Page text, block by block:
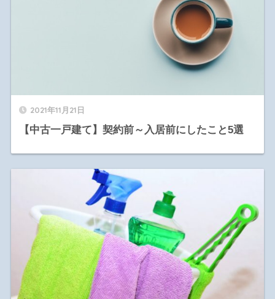
2021年11月21日
【中古一戸建て】契約前～入居前にしたこと5選